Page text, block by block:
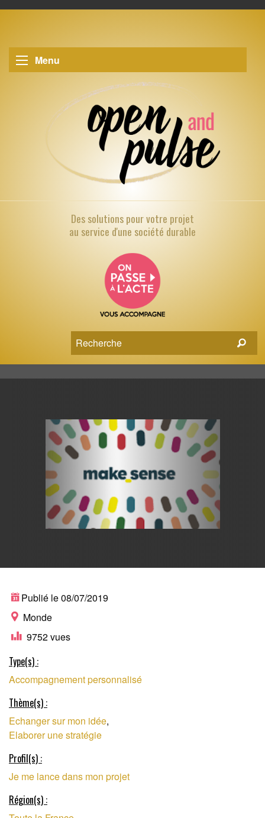
Menu
Des solutions pourvotre projet
au service d'une société durable
INCUBATEUR DE
PROJETS À IMPACT
POSITIF
Publié le 08/07/2019
Monde
9752 vues
Type(s) :
Accompagnement personnalisé
Thème(s) :
Echanger sur mon idée,
Elaborer une stratégie
Profil(s) :
Je me lance dans mon projet
Région(s) :